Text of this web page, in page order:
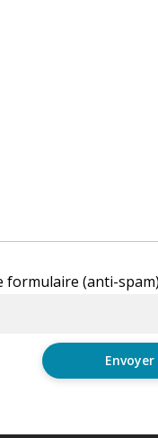
formulaire (anti-